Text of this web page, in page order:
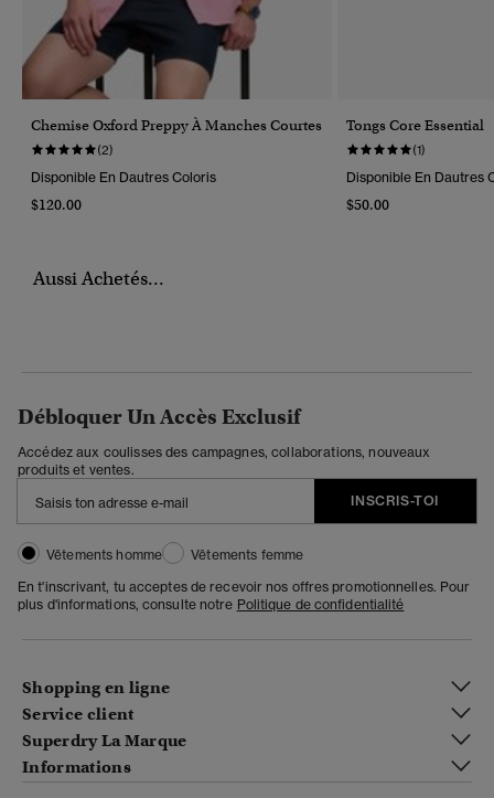
Chemise Oxford Preppy À Manches Courtes
(2)
Disponible En Dautres Coloris
$120.00
Tongs Core Essential
(1)
Disponible En Dautres
$50.00
Aussi Achetés...
Débloquer Un Accès Exclusif
Accédez aux coulisses des campagnes, collaborations, nouveaux
produits et ventes.
INSCRIS-TOI
Vêtements homme
Vêtements femme
En t'inscrivant, tu acceptes de recevoir nos offres promotionnelles. Pour
plus d'informations, consulte notre Politique de confidentialité
Shopping en ligne
Service client
Superdry La Marque
Informations